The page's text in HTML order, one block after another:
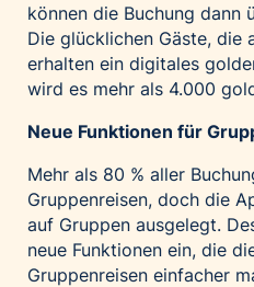
können die Buchung dann
Die glücklichen Gäste, die
erhalten ein digitales
wird es mehr als 4.000
Neue Funktionen für
Mehr als 80 % aller
Gruppenreisen, doch die
auf Gruppen ausgelegt.
neue Funktionen ein, die
Gruppenreisen einfacher